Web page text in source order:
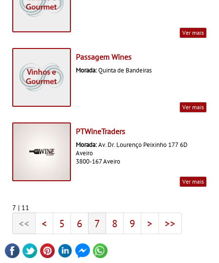
Ver mais
Passagem Wines
Morada:Quinta de Bandeiras
Ver mais
PTWineTraders
Morada:Av. Dr. Lourenço Peixinho 177 6D
Aveiro
3800-167 Aveiro
Ver mais
7 | 11
<< < 5 6 7 8 9 > >>